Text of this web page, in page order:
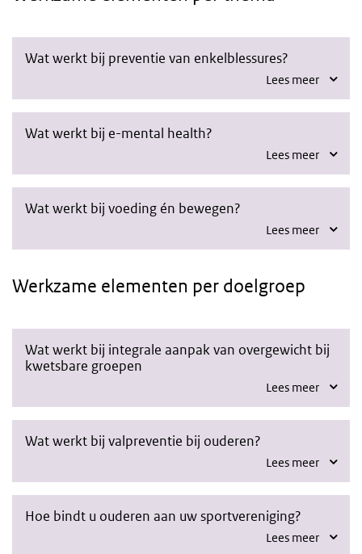
Wat werkt bij preventie van enkelblessures?
Lees meer
Wat werkt bij e-mental health?
Lees meer
Wat werkt bij voeding én bewegen?
Lees meer
Werkzame elementen per doelgroep
Wat werkt bij integrale aanpak van overgewicht bij
kwetsbare groepen
Lees meer
Wat werkt bij valpreventie bij ouderen?
Lees meer
Hoe bindt u ouderen aan uw sportvereniging?
Lees meer